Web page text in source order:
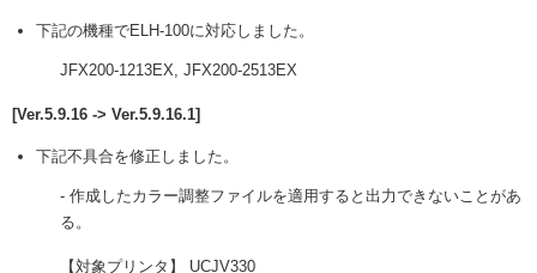
下記の機種でELH-100に対応しました。
JFX200-1213EX, JFX200-2513EX
[Ver.5.9.16 -> Ver.5.9.16.1]
下記不具合を修正しました。
- 作成したカラー調整ファイルを適用すると出力できないことがあ
る。
【対象プリンタ】 UCJV330